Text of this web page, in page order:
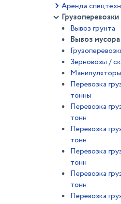
Аренда
Грузоперевозки
Вывоз грунта
Вывоз мусора
Зерновозы /
Манипуляторы
Перевозка
тонны
Перевозка
тонн
Перевозка
тонн
Перевозка
тонн
Перевозка
тонн
Перевозка